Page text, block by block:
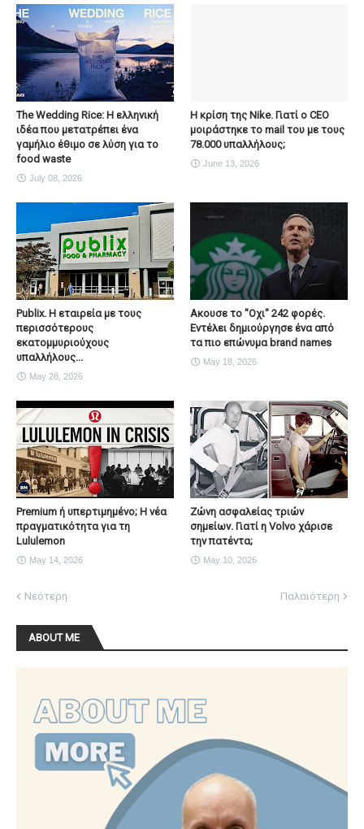
The Wedding Rice: Η ελληνική
ιδέα που μετατρέπει ένα
γαμήλιο έθιμο σε λύση για το
food waste
July 08, 2026
Η κρίση της Nike. Γιατί ο CEO
μοιράστηκε το mail του με τους
78.000 υπαλλήλους;
June 13, 2026
Publix. Η εταιρεία με τους
περισσότερους
εκατομμυριούχους
υπαλλήλους...
May 28, 2026
Ακουσε το "Οχι" 242 φορές.
Εντέλει δημιούργησε ένα από
τα πιο επώνυμα brand names
May 18, 2026
Premium ή υπερτιμημένο; Η νέα
πραγματικότητα για τη
Lululemon
May 14, 2026
Ζώνη ασφαλείας τριών
σημείων. Γιατί η Volvo χάρισε
την πατέντα;
May 10, 2026
Νεότερη Παλαιότερη
ABOUT ME